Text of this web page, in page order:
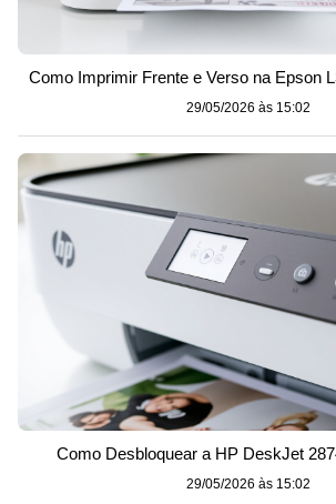
Como Imprimir Frente e Verso na Epson
29/05/2026 às 15:02
Como Desbloquear a HP DeskJet
29/05/2026 às 15:02